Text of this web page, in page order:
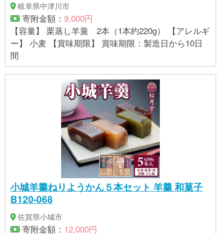
岐阜県中津川市
寄附金額： 9,000円
【容量】 栗蒸し羊羹 2本（1本約220g） 【アレルギ
ー】 小麦 【賞味期限】 賞味期限：製造日から10日
間
小城羊羹ねりようかん５本セット 羊羹 和菓子
B120-068
佐賀県小城市
寄附金額： 12,000円